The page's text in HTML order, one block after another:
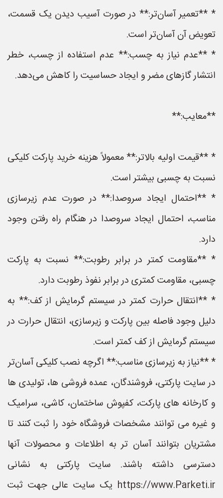
* **تعمیر آسان‌تر:** در صورت آسیب دیدن یک قسمت،
تعویض آن آسان‌تر است.
* **عدم نیاز به چسب:** عدم استفاده از چسب، خطر
انتشار گازهای مضر و ایجاد حساسیت را کاهش می‌دهد.
**معایب:**
* **قیمت اولیه بالاتر:** معمولاً هزینه خرید پارکت کلیکی
نسبت به چسبی بیشتر است.
* **احتمال ایجاد سروصدا:** در صورت عدم زیرسازی
مناسب، احتمال ایجاد سروصدا در هنگام راه رفتن وجود
دارد.
* **مقاومت کمتر در برابر رطوبت:** نسبت به پارکت
چسبی، مقاومت کمتری در برابر نفوذ رطوبت دارد.
* **انتقال حرارت کمتر در سیستم گرمایش از کف:** به
دلیل وجود فاصله بین پارکت و زیرسازی، انتقال حرارت در
سیستم گرمایش از کف کمتر است.
* **نیاز به زیرسازی مناسب:** اگرچه نصب کلیکی آسان‌تر
در سایت پارکتی، فروشندگان، عمده فروشی ها، تولیدی ها
و کارخانه های پارکت، کفپوش ساختمان، کاشی، سرامیک
و غیره می توانند مشخصات فروشگاه خود را ثبت کنند تا
مشتریان بتوانند آسان تر به اطلاعات و محصولات آنها
دسترسی داشته باشند. سایت پارکتی به نشانی
https://www.Parketi.ir یک سایت عالی جهت ثبت